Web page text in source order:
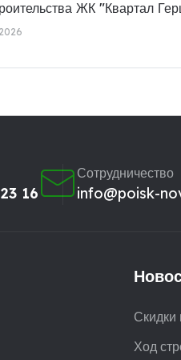
ЖК "Квартал
16
Сотрудничество
info@poisk-
Скидки
Ход